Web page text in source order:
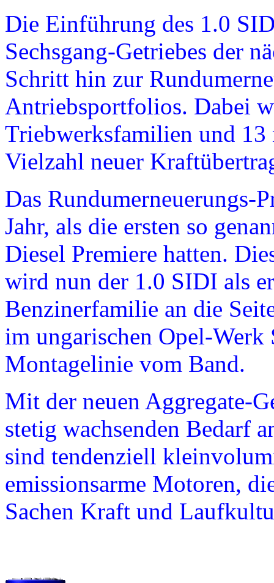
Die Einführung des 1.0
Sechsgang-Getriebes der
Schritt hin zur
Antriebsportfolios. Dabei
Triebwerksfamilien und 13
Vielzahl neuer
Das Rundumerneuerungs-
Jahr, als die ersten so
Diesel Premiere hatten.
wird nun der 1.0 SIDI als
Benzinerfamilie an die
im ungarischen Opel-Werk
Montagelinie vom Band.
Mit der neuen Aggregate-
stetig wachsenden Bedarf
sind tendenziell
emissionsarme Motoren,
Sachen Kraft und